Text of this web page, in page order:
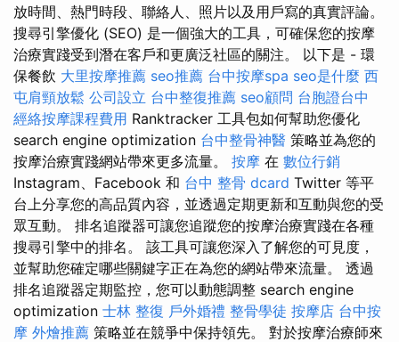
放時間、熱門時段、聯絡人、照片以及用戶寫的真實評論。
搜尋引擎優化 (SEO) 是一個強大的工具，可確保您的按摩
治療實踐受到潛在客戶和更廣泛社區的關注。 以下是 - 環
保餐飲 大里按摩推薦 seo推薦 台中按摩spa seo是什麼 西
屯肩頸放鬆 公司設立 台中整復推薦 seo顧問 台胞證台中
經絡按摩課程費用 Ranktracker 工具包如何幫助您優化
search engine optimization 台中整骨神醫 策略並為您的
按摩治療實踐網站帶來更多流量。 按摩 在 數位行銷
Instagram、Facebook 和 台中 整骨 dcard Twitter 等平
台上分享您的高品質內容，並透過定期更新和互動與您的受
眾互動。 排名追蹤器可讓您追蹤您的按摩治療實踐在各種
搜尋引擎中的排名。 該工具可讓您深入了解您的可見度，
並幫助您確定哪些關鍵字正在為您的網站帶來流量。 透過
排名追蹤器定期監控，您可以動態調整 search engine
optimization 士林 整復 戶外婚禮 整骨學徒 按摩店 台中按
摩 外燴推薦 策略並在競爭中保持領先。 對於按摩治療師來